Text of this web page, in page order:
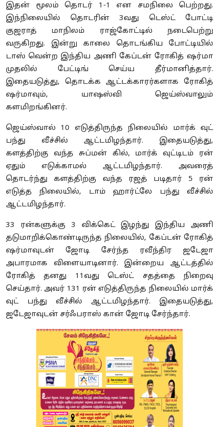
இதன் மூலம் தொடர் 1-1 என சமநிலை பெற்றது.
இந்நிலையில் தொடரின் 3வது டெஸ்ட் போட்டி
குஜராத் மாநிலம் ராஜ்கோட்டில் நடைபெற்று
வருகிறது. இன்று காலை தொடங்கிய போட்டியில்
டாஸ் வென்ற இந்திய அணி கேப்டன் ரோகித் ஷர்மா
முதலில் பேட்டிங் செய்ய தீர்மானித்தார்.
இதையடுத்து, தொடக்க ஆட்டக்காரர்களாக ரோகித்
ஷர்மாவும், யாஷஸ்வி ஜெய்ஸ்வாலும்
களமிறங்கினர்.
ஜெய்ஸ்வால் 10 எடுத்திருந்த நிலையில் மார்க் வுட்
பந்து வீச்சில் ஆட்டமிழந்தார். இதையடுத்து,
களத்திற்கு வந்த சுப்மன் கில், மார்க் வுட்டிடம் ரன்
ஏதும் எடுக்காமல் ஆட்டமிழந்தார். அவரைத்
தொடர்ந்து களத்திற்கு வந்த ரஜத் படிதார் 5 ரன்
எடுத்த நிலையில், டாம் ஹார்ட்லே பந்து வீச்சில்
ஆட்டமிழந்தார்.
33 ரன்களுக்கு 3 விக்கெட் இழந்து இந்திய அணி
தடுமாறிக்கொண்டிருந்த நிலையில், கேப்டன் ரோகித்
ஷர்மாவுடன் ஜோடி சேர்ந்த ரவீந்திர ஜடேஜா
அபாரமாக விளையாடினார். இன்றைய ஆட்டத்தில்
ரோகித் தனது 11வது டெஸ்ட் சதத்தை நிறைவு
செய்தார். அவர் 131 ரன் எடுத்திருந்த நிலையில் மார்க்
வுட் பந்து வீச்சில் ஆட்டமிழந்தார். இதையடுத்து,
ஜடேஜாவுடன் சர்ஃபராஸ் கான் ஜோடி சேர்ந்தார்.